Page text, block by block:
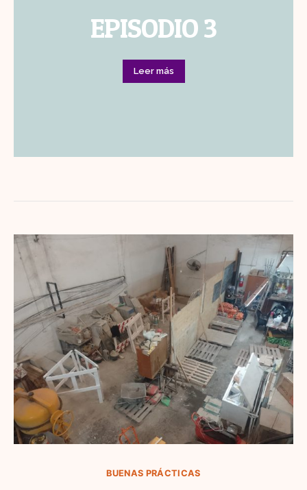
EPISODIO 3
Leer más
BUENAS PRÁCTICAS